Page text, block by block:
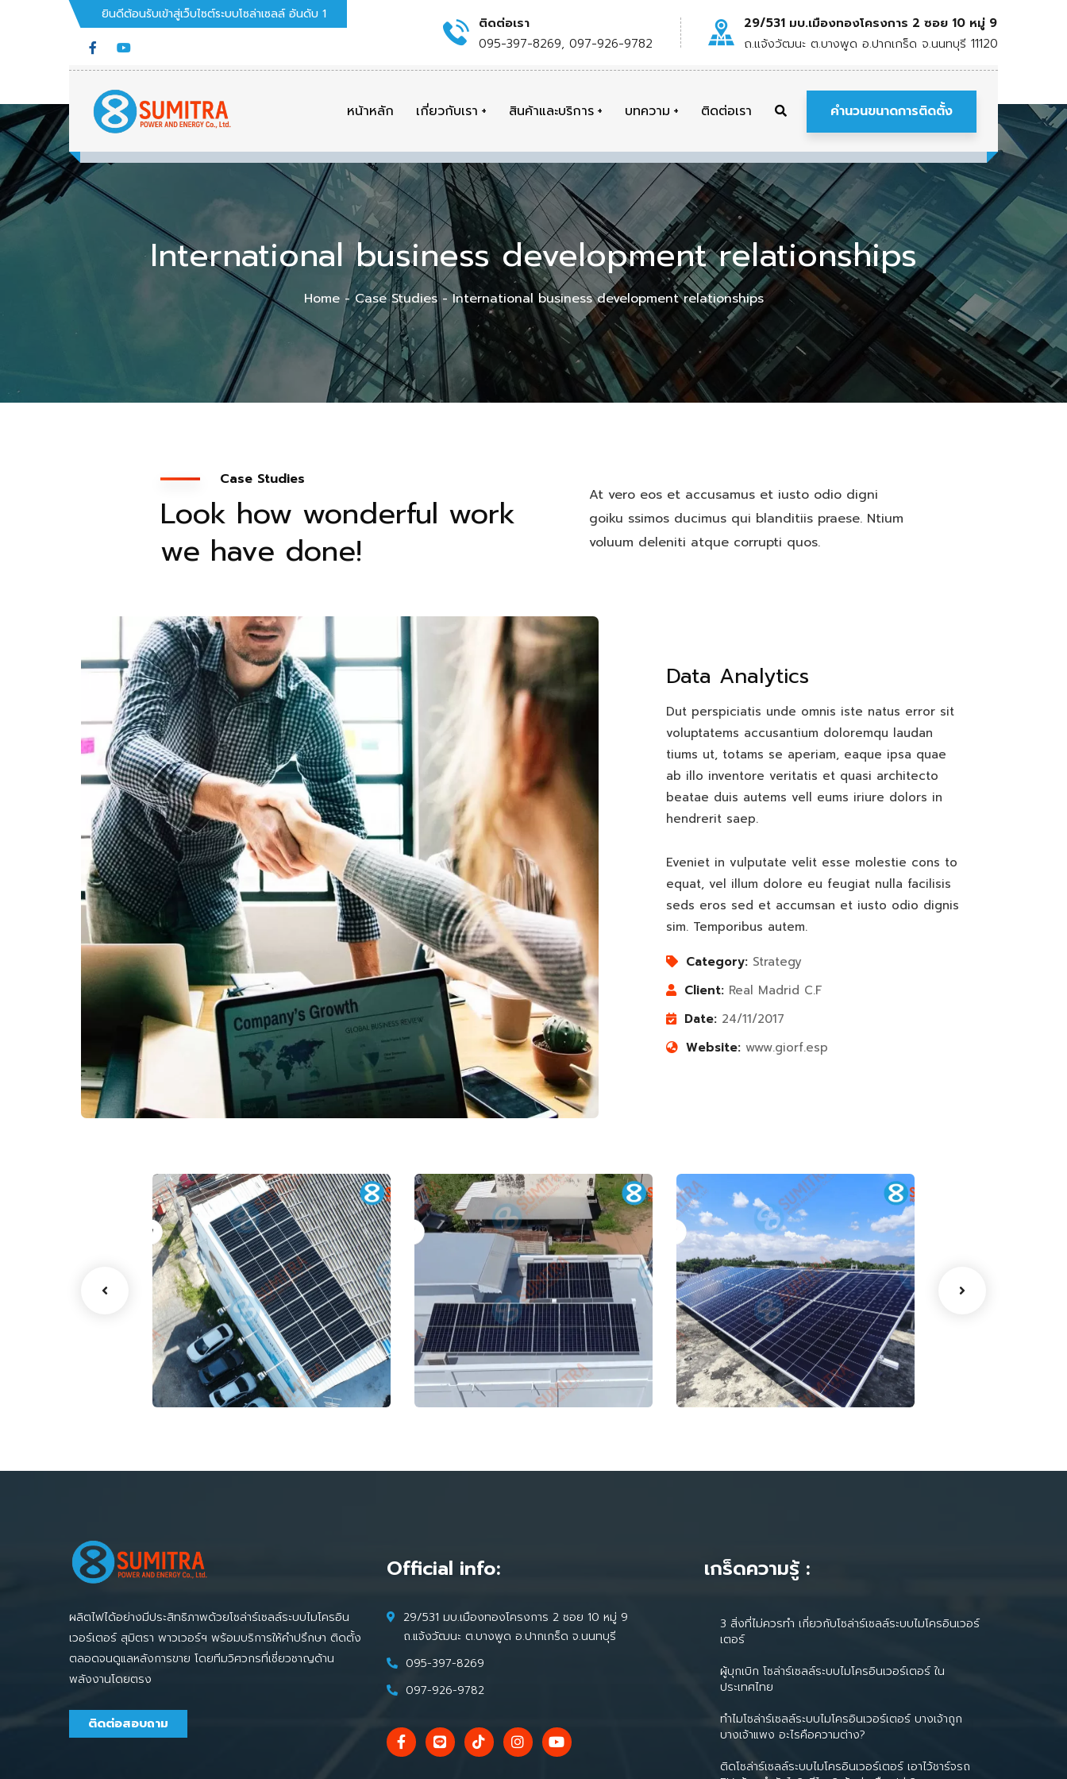
ยินดีต้อนรับเข้าสู่เว็บไซต์ระบบโซล่าเซลล์ อันดับ 1
ติดต่อเรา
095-397-8269, 097-926-9782
29/531 มบ.เมืองทองโครงการ 2 ซอย 10 หมู่ 9
ถ.แจ้งวัฒนะ ต.บางพูด อ.ปากเกร็ด จ.นนทบุรี 11120
หน้าหลัก เกี่ยวกับเรา สินค้าและบริการ บทความ ติดต่อเรา คำนวนขนาดการติดตั้ง
International business development relationships
Home Case Studies International business development relationships
Case Studies
Look how wonderful work
we have done!
At vero eos et accusamus et iusto odio digni
goiku ssimos ducimus qui blanditiis praese. Ntium
voluum deleniti atque corrupti quos.
Data Analytics
Dut perspiciatis unde omnis iste natus error sit
voluptatems accusantium doloremqu laudan
tiums ut, totams se aperiam, eaque ipsa quae
ab illo inventore veritatis et quasi architecto
beatae duis autems vell eums iriure dolors in
hendrerit saep.
Eveniet in vulputate velit esse molestie cons to
equat, vel illum dolore eu feugiat nulla facilisis
seds eros sed et accumsan et iusto odio dignis
sim. Temporibus autem.
Category: Strategy
Client: Real Madrid C.F
Date: 24/11/2017
Website: www.giorf.esp
บริษัท ไทยสมุทรประกัน
ชีวิต จำกัด (มหาชน)
สาขาศรีษะเกษ
ฺBusiness
บริษัท ไทยสมุทรประกัน
ชีวิต จำกัด (มหาชน)
สาขาบรรพตพิสัย
ฺBusiness
บริษัท ไทยสมุทรประกัน
ชีวิต จำกัด (มหาชน)
สาขาหนองบัวลำภู
ฺBusiness
ผลิตไฟได้อย่างมีประสิทธิภาพด้วยโซล่าร์เซลล์ระบบไมโครอิน
เวอร์เตอร์ สุมิตรา พาวเวอร์ฯ พร้อมบริการให้คำปรึกษา ติดตั้ง
ตลอดจนดูแลหลังการขาย โดยทีมวิศวกรที่เชี่ยวชาญด้าน
พลังงานโดยตรง
ติดต่อสอบถาม
Official info:
29/531 มบ.เมืองทองโครงการ 2 ซอย 10 หมู่ 9
ถ.แจ้งวัฒนะ ต.บางพูด อ.ปากเกร็ด จ.นนทบุรี
095-397-8269
097-926-9782
เกร็ดความรู้ :
3 สิ่งที่ไม่ควรทำ เกี่ยวกับโซล่าร์เซลล์ระบบไมโครอินเวอร์
เตอร์
ผู้บุกเบิก โซล่าร์เซลล์ระบบไมโครอินเวอร์เตอร์ ใน
ประเทศไทย
ทำไมโซล่าร์เซลล์ระบบไมโครอินเวอร์เตอร์ บางเจ้าถูก
บางเจ้าแพง อะไรคือความต่าง?
ติดโซล่าร์เซลล์ระบบไมโครอินเวอร์เตอร์ เอาไว้ชาร์จรถ